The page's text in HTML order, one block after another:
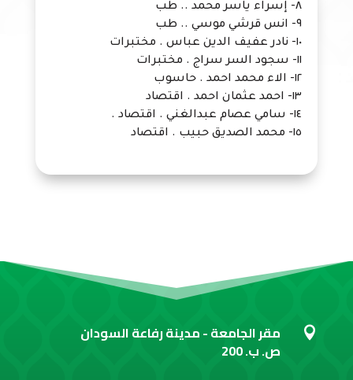
٨- إسراء ياسر محمد .. طب
٩- انس قرشي موسي .. طب
١٠- نادر عفيف الدين عباس . مختبرات
١١- سجود السر سراج . مختبرات
١٢- الاء محمد احمد . حاسوب
١٣- احمد عثمان احمد . اقتصاد
١٤- سامي عصام عبدالغني . اقتصاد .
١٥- محمد الصديق حبيب . اقتصاد
 مقر الجامعة - مدينة رفاعة السودان
ص. ب. 200